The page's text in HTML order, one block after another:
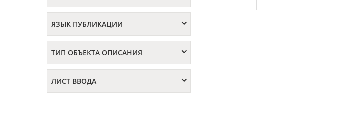
ЯЗЫК ПУБЛИКАЦИИ
ТИП ОБЪЕКТА ОПИСАНИЯ
ЛИСТ ВВОДА